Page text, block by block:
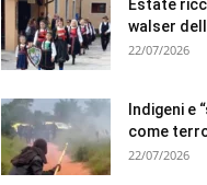
Estate
walser
22/07/2026
Indigeni e
come
22/07/2026